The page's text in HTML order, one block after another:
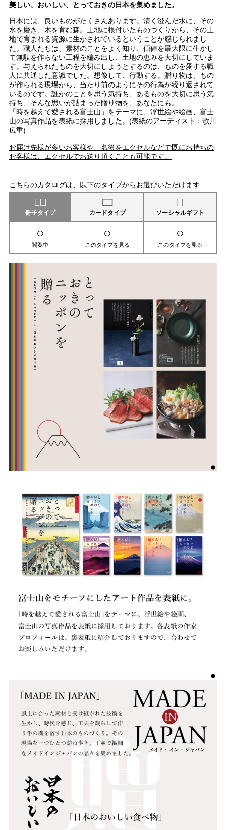
美しい、おいしい、とっておきの日本を集めました。
日本には、良いものがたくさんあります。清く澄んだ水に、その
水を磨き、木を育む森。土地に根付いたものづくりから、その土
地で育まれる資源に生かされているということが感じられまし
た。職人たちは、素材のことをよく知り、価値を最大限に生かし
て無駄を作らない工程を編み出し、土地の恵みを大切にしていま
す。与えられたものを大切にしようとするのは、ものを愛する職
人に共通した意識でした。想像して、行動する。贈り物は、もの
が作られる現場から、当たり前のようにその行為が繰り返されて
いるのです。誰かのことを思う気持ち、あるものを大切に思う気
持ち、そんな思いが詰まった贈り物を、あなたにも。
「時を越えて愛される富士山」をテーマに、浮世絵や絵画、富士
山の写真作品を表紙に採用しました。(表紙のアーティスト：歌川
広重)
お届け先様が多いお客様や、名簿をエクセルなどで既にお持ちの
お客様は、エクセルでお送り頂くことも可能です。
こちらのカタログは、以下のタイプからお選びいただけます
冊子タイプ カードタイプ ソーシャルギフト
○
閲覧中
○
このタイプを見る
○
このタイプを見る